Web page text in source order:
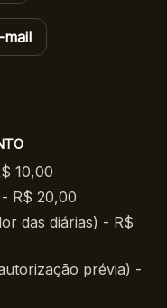
10,00
R$ 20,00
das diárias) - R$
prévia) -